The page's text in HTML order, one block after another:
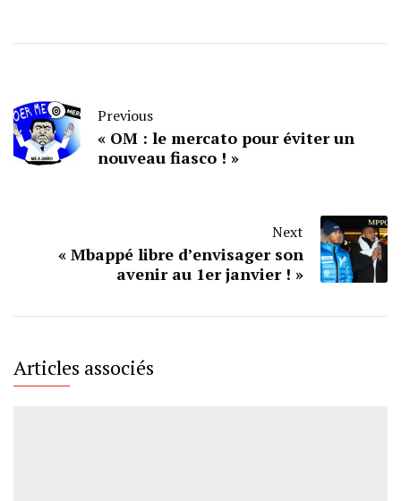
Previous
« OM : le mercato pour éviter un
nouveau fiasco ! »
Next
« Mbappé libre d’envisager son
avenir au 1er janvier ! »
Articles associés